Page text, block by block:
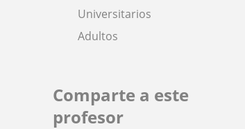
Universitarios
Adultos
Comparte a este
profesor